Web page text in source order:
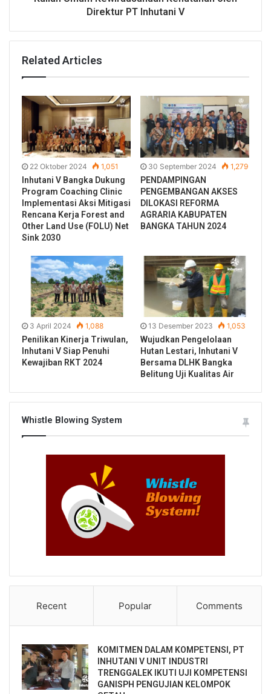
Direktur PT Inhutani V
Related Articles
22 Oktober 2024 1,051
Inhutani V Bangka Dukung
Program Coaching Clinic
Implementasi Aksi Mitigasi
Rencana Kerja Forest and
Other Land Use (FOLU) Net
Sink 2030
30 September 2024 1,279
PENDAMPINGAN
PENGEMBANGAN AKSES
DILOKASI REFORMA
AGRARIA KABUPATEN
BANGKA TAHUN 2024
3 April 2024 1,088
Penilikan Kinerja Triwulan,
Inhutani V Siap Penuhi
Kewajiban RKT 2024
13 Desember 2023 1,053
Wujudkan Pengelolaan
Hutan Lestari, Inhutani V
Bersama DLHK Bangka
Belitung Uji Kualitas Air
Whistle Blowing System
Recent Popular Comments
KOMITMEN DALAM KOMPETENSI, PT
INHUTANI V UNIT INDUSTRI
TRENGGALEK IKUTI UJI KOMPETENSI
GANISPH PENGUJIAN KELOMPOK